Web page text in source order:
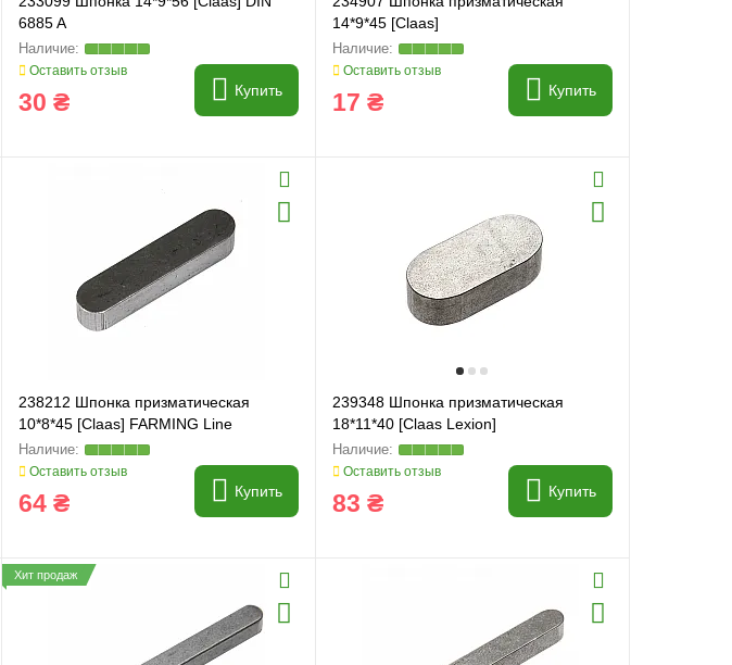
6885 A
Оставить отзыв
30 ₴ Купить
14*9*45 [Claas]
Оставить отзыв
17 ₴ Купить
238212 Шпонка призматическая
10*8*45 [Claas] FARMING Line
Оставить отзыв
64 ₴ Купить
239348 Шпонка призматическая
18*11*40 [Claas Lexion]
Оставить отзыв
83 ₴ Купить
Хит продаж